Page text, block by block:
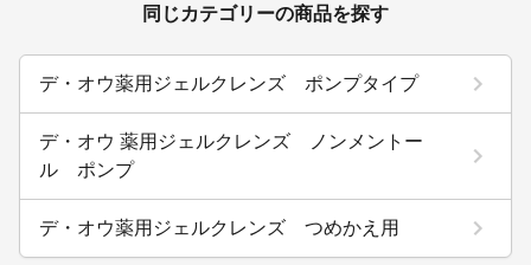
同じカテゴリーの商品を探す
デ・オウ薬用ジェルクレンズ ポンプタイプ
デ・オウ 薬用ジェルクレンズ ノンメントー
ル ポンプ
デ・オウ薬用ジェルクレンズ つめかえ用